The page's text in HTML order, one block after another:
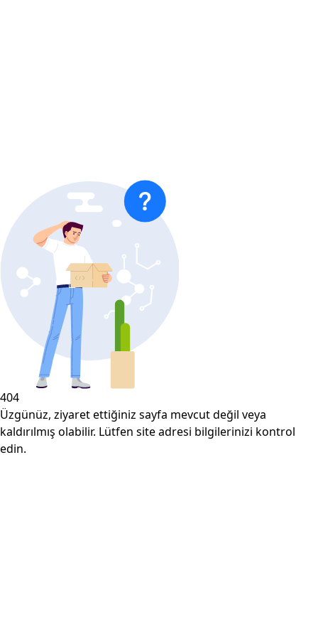
404
Üzgünüz, ziyaret ettiğiniz sayfa mevcut değil veya
kaldırılmış olabilir. Lütfen site adresi bilgilerinizi kontrol
edin.